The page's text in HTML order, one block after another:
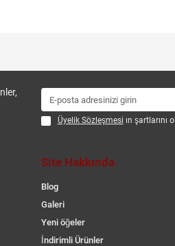
Üyelik Sözleşmesi ın
Site Hakkında
Blog
Galeri
Yeni öğeler
İndirimli Ürünler